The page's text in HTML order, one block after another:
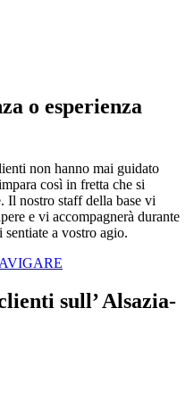
o esperienza
non hanno mai guidato
così in fretta che si
Il nostro staff della base vi
e vi accompagnerà durante
a vostro agio.
sull’ Alsazia-